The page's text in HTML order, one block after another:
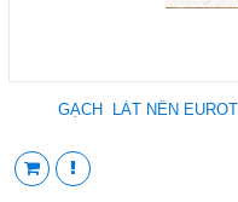
GẠCH LÁT NỀN